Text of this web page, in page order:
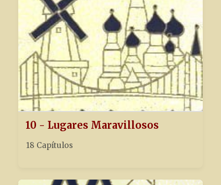
10 - Lugares Maravillosos
18 Capítulos